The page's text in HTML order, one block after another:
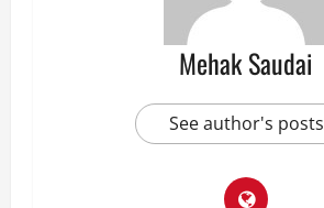
Mehak Saudai
See author's posts